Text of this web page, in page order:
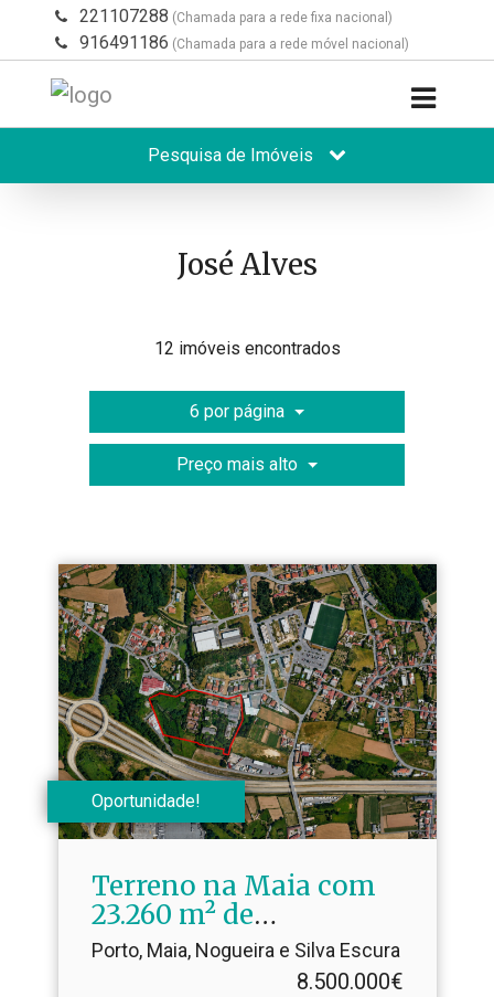
221107288 (Chamada para a rede fixa nacional)
916491186 (Chamada para a rede móvel nacional)
Pesquisa de Imóveis
José Alves
12 imóveis encontrados
6 por página
Preço mais alto
Oportunidade!
Terreno na Maia com
23.​260 m² de
Construção
Porto, Maia, Nogueira e Silva Escura
8.500.000€